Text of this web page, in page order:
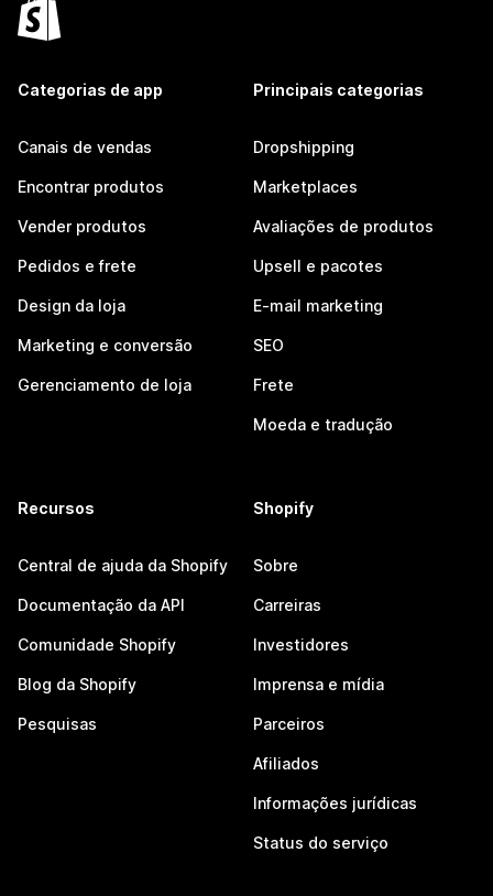
Categorias de app
Canais de vendas
Encontrar produtos
Vender produtos
Pedidos e frete
Design da loja
Marketing e conversão
Gerenciamento de loja
Principais categorias
Dropshipping
Marketplaces
Avaliações de produtos
Upsell e pacotes
E-mail marketing
SEO
Frete
Moeda e tradução
Recursos
Central de ajuda da Shopify
Documentação da API
Comunidade Shopify
Blog da Shopify
Pesquisas
Shopify
Sobre
Carreiras
Investidores
Imprensa e mídia
Parceiros
Afiliados
Informações jurídicas
Status do serviço